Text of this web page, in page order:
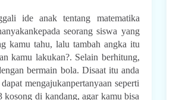
ide anak tentang matematika
seorang siswa yang
kamu tahu, lalu tambah angka itu
kamu lakukan?. Selain berhitung,
bermain bola. Disaat itu anda
mengajukanpertanyaan seperti
di kandang, agar kamu bisa